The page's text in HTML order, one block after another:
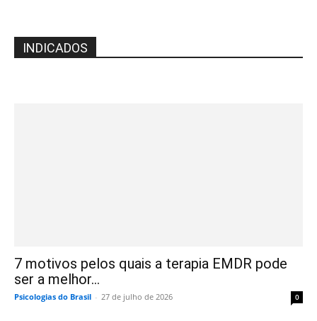
INDICADOS
7 motivos pelos quais a terapia EMDR pode
ser a melhor...
Psicologias do Brasil - 27 de julho de 2026 0